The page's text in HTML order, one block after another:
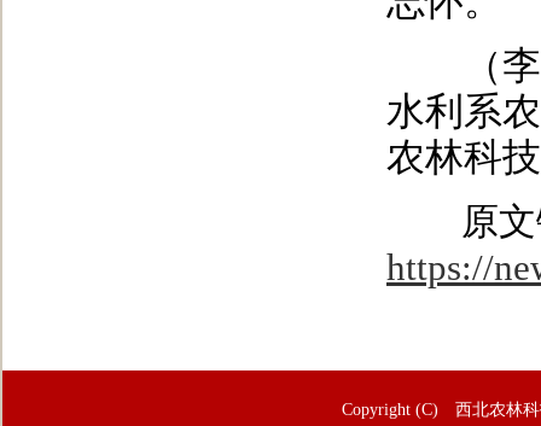
（李书
水利系
农林科
原文
https://
Copyright (C) 西北农林